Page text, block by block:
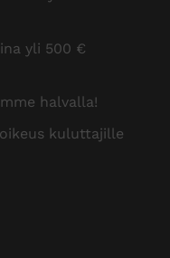
yli 500 €
halvalla!
kuluttajille